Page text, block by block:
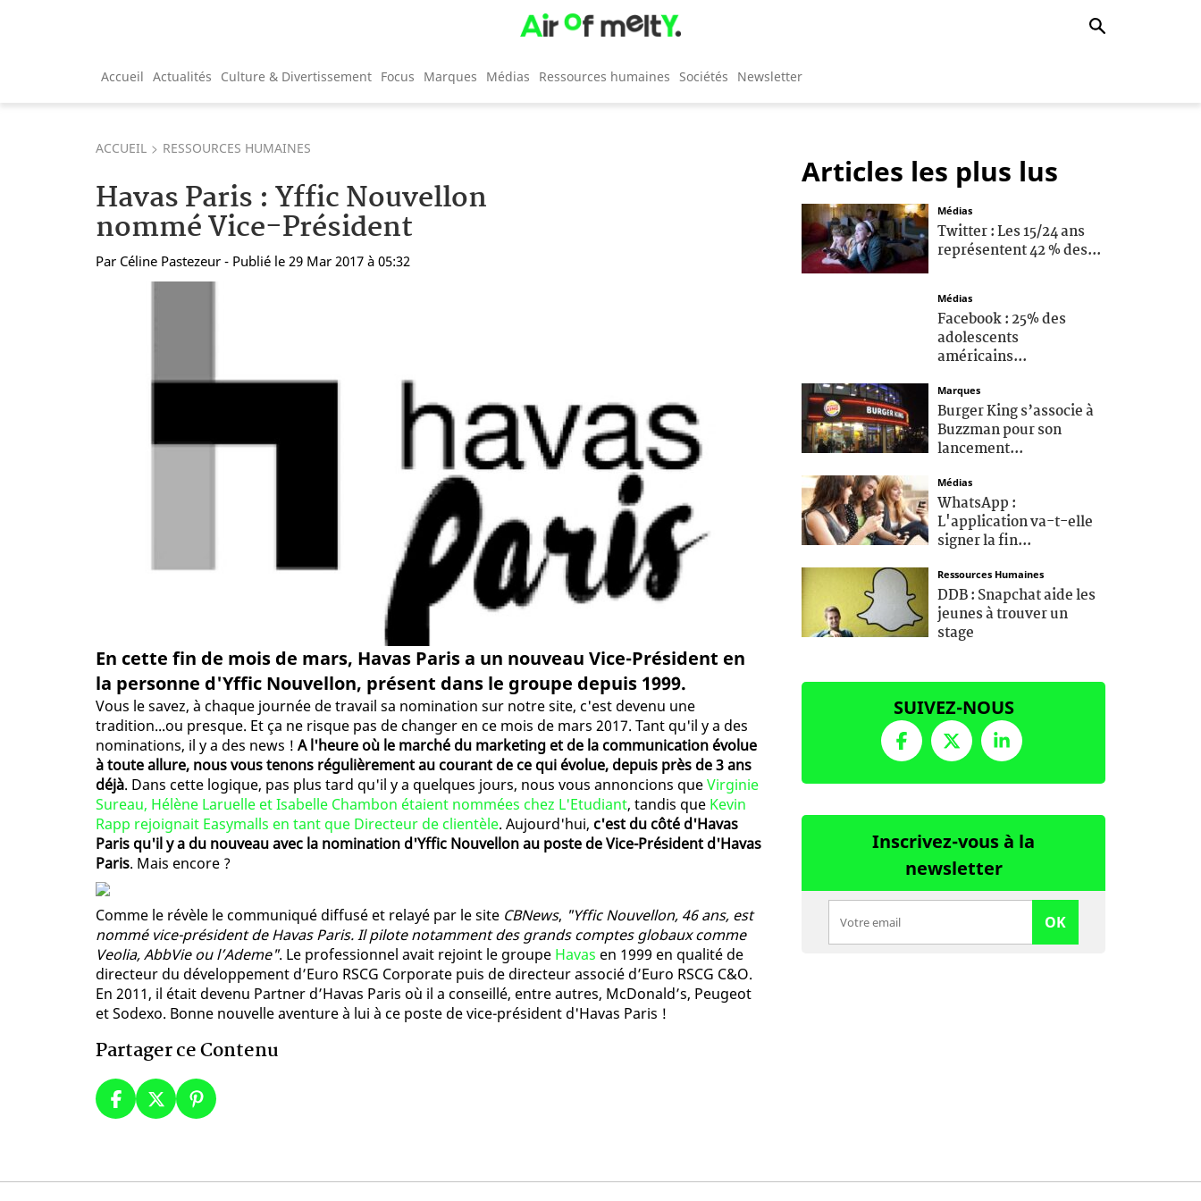
Accueil Actualités Culture & Divertissement Focus Marques Médias Ressources humaines Sociétés Newsletter
ACCUEIL RESSOURCES HUMAINES
Havas Paris : Yffic Nouvellon
nommé Vice-Président
Par Céline Pastezeur - Publié le 29 Mar 2017 à 05:32
En cette fin de mois de mars, Havas Paris a un nouveau Vice-Président en
la personne d'Yffic Nouvellon, présent dans le groupe depuis 1999.
Vous le savez, à chaque journée de travail sa nomination sur notre site, c'est devenu une
tradition...ou presque. Et ça ne risque pas de changer en ce mois de mars 2017. Tant qu'il y a des
nominations, il y a des news ! A l'heure où le marché du marketing et de la communication évolue
à toute allure, nous vous tenons régulièrement au courant de ce qui évolue, depuis près de 3 ans
déjà. Dans cette logique, pas plus tard qu'il y a quelques jours, nous vous annoncions queVirginie
Sureau, Hélène Laruelle et Isabelle Chambon étaient nommées chez L'Etudiant, tandis que Kevin
Rapp rejoignait Easymalls en tant que Directeur de clientèle. Aujourd'hui, c'est du côté d'Havas
Paris qu'il y a du nouveau avec la nomination d'Yffic Nouvellon au poste de Vice-Président d'Havas
Paris. Mais encore ?
Comme le révèle le communiqué diffusé et relayé par le site CBNews, "Yffic Nouvellon, 46 ans, est
nommé vice-président de Havas Paris. Il pilote notamment des grands comptes globaux comme
Veolia, AbbVie ou l’Ademe". Le professionnel avait rejoint le groupe Havas en 1999 en qualité de
directeur du développement d’Euro RSCG Corporate puis de directeur associé d’Euro RSCG C&O.
En 2011, il était devenu Partner d’Havas Paris où il a conseillé, entre autres, McDonald’s, Peugeot
et Sodexo. Bonne nouvelle aventure à lui à ce poste de vice-président d'Havas Paris !
Partager ce Contenu
Articles les plus lus
Médias
Twitter : Les 15/24 ans
représentent 42 % des...
Médias
Facebook : 25% des
adolescents
américains...
Marques
Burger King s’associe à
Buzzman pour son
lancement...
Médias
WhatsApp :
L'application va-t-elle
signer la fin...
Ressources Humaines
DDB : Snapchat aide les
jeunes à trouver un
stage
SUIVEZ-NOUS
Inscrivez-vous à la
newsletter
OK